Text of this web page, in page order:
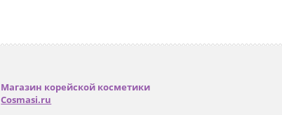
Магазин корейской косметики
Cosmasi.ru